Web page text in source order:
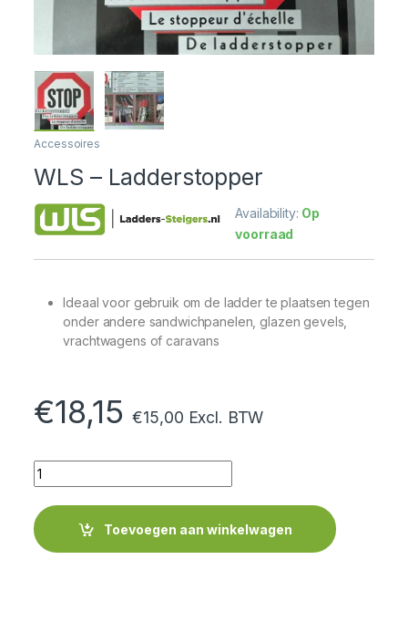
Accessoires
WLS – Ladderstopper
Availability: Op
voorraad
Ideaal voor gebruik om de ladder te plaatsen tegen
onder andere sandwichpanelen, glazen gevels,
vrachtwagens of caravans
€18,15 €15,00 Excl. BTW
Quantity
Toevoegen aan winkelwagen